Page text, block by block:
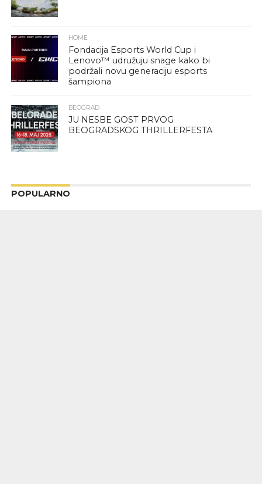
HOME
Fondacija Esports World Cup i
Lenovo™ udružuju snage kako bi
podržali novu generaciju esports
šampiona
BEOGRAD
JU NESBE GOST PRVOG
BEOGRADSKOG THRILLERFESTA
POPULARNO